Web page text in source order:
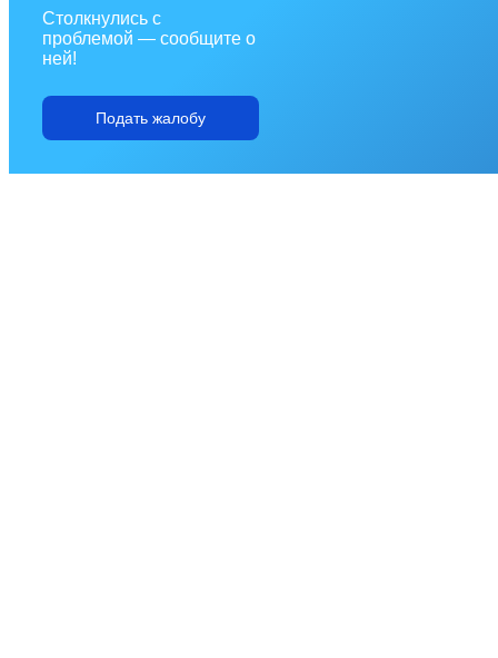
Столкнулись с
проблемой — сообщите о
ней!
Подать жалобу